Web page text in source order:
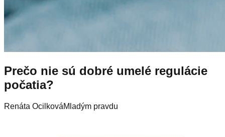
Prečo nie sú dobré umelé regulácie
počatia?
Renáta OcilkováMladým pravdu